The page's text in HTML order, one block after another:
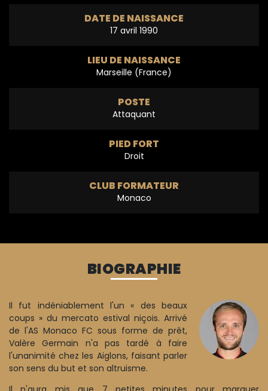
DATE DE NAISSANCE
17 avril 1990
LIEU DE NAISSANCE
Marseille (France)
POSTE
Attaquant
PIED FORT
Droit
CLUB FORMATEUR
Monaco
BIOGRAPHIE
Il fut indéniablement l'un « des beaux
coups » du mercato estival niçois. Arrivé
de l'AS Monaco FC sous forme de prêt,
Valère Germain n'a pas tardé à faire
l'unanimité chez les Aiglons, faisant parler
son sens du but et son altruisme.